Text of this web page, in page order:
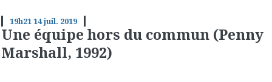
19h2114juil. 2019
Une équipe hors du commun (Penny
Marshall, 1992)